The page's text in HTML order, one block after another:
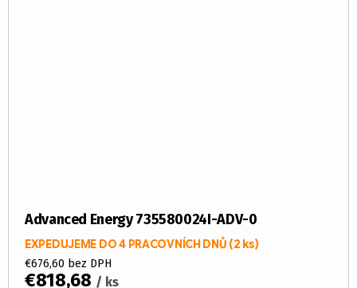
Advanced Energy 735580024I-ADV-0
EXPEDUJEME DO 4 PRACOVNÍCH DNŮ (2 ks)
€676,60 bez DPH
€818,68 / ks